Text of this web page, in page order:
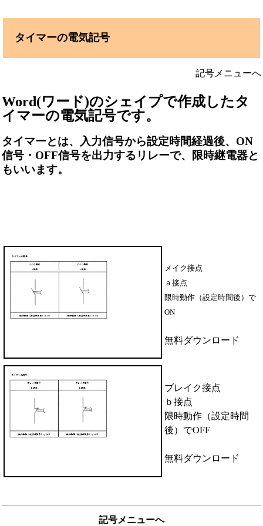
タイマーの電気記号
記号メニューへ
Word(ワード)のシェイプで作成したタ
イマーの電気記号です。
タイマーとは、入力信号から設定時間経過後、ON
信号・OFF信号を出力するリレーで、限時継電器と
もいいます。
メイク接点
ａ接点
限時動作（設定時間後）で
ON
無料ダウンロード
ブレイク接点
ｂ接点
限時動作（設定時間
後）でOFF
無料ダウンロード
記号メニューへ